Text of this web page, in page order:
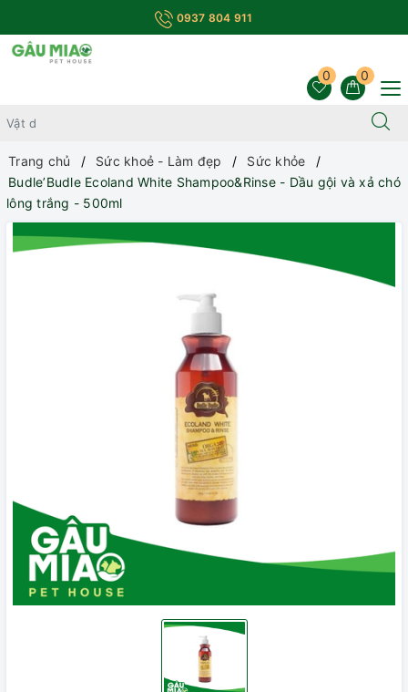
0937 804 911
0
0
Trang chủ Sức khoẻ - Làm đẹp
Sức khỏe
Budle’Budle Ecoland White Shampoo&Rinse - Dầu gội và xả chó
lông trắng - 500ml